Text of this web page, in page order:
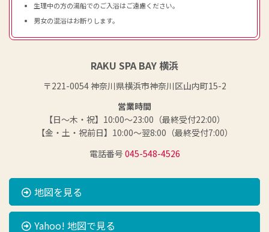
生理中の方の湯船でのご入浴はご遠慮ください。
男女の混浴はお断りします。
RAKU SPA BAY 横浜
〒221-0054 神奈川県横浜市神奈川区山内町15-2
営業時間
【日～木・祝】10:00～23:00（最終受付22:00）
【金・土・祝前日】10:00～翌8:00（最終受付7:00）
電話番号 045-548-4526
地図を見る
Yahoo! 地図で見る